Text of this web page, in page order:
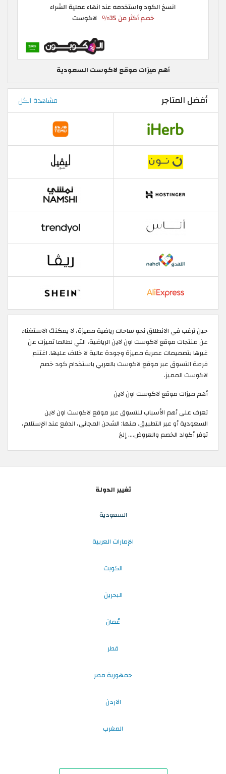
أهم ميزات موقع لاكوست السعودية
أفضل المتاجر مشاهدة الكل
حين ترغب في الانطلاق نحو ساحات رياضية مميزة، لا يمكنك الاستغناء
عن منتجات موقع لاكوست اون لاين الرياضية، التي لطالما تميزت عن
غيرها بتصميمات عصرية مميزة وجودة عالية لا خلاف عليها. اغتنم
فرصة التسوق عبر موقع لاكوست بالعربي باستخدام كود خصم
لاكوست المميز.
أهم ميزات موقع لاكوست اون لاين
تعرف على أهم الأسباب للتسوق عبر موقع لاكوست اون لاين
السعودية أو عبر التطبيق. منها: الشحن المجاني، الدفع عند الإستلام،
توفر أكواد الخصم والعروض.... إلخ
تغيير الدولة
السعودية
الإمارات العربية
الكويت
البحرين
عُمان
قطر
جمهورية مصر
الاردن
المغرب